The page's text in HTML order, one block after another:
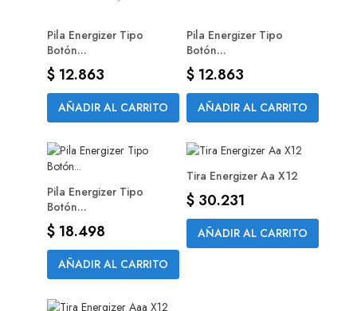
Pila Energizer Tipo
Botón...
Precio
$ 12.863
AÑADIR AL CARRITO
Pila Energizer Tipo
Botón...
Precio
$ 12.863
AÑADIR AL CARRITO
Pila Energizer Tipo
Botón...
Precio
$ 18.498
AÑADIR AL CARRITO
Tira Energizer Aa X12
Precio
$ 30.231
AÑADIR AL CARRITO